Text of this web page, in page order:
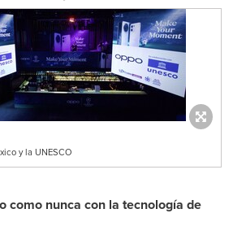
y la UNESCO
como nunca con la tecnología de